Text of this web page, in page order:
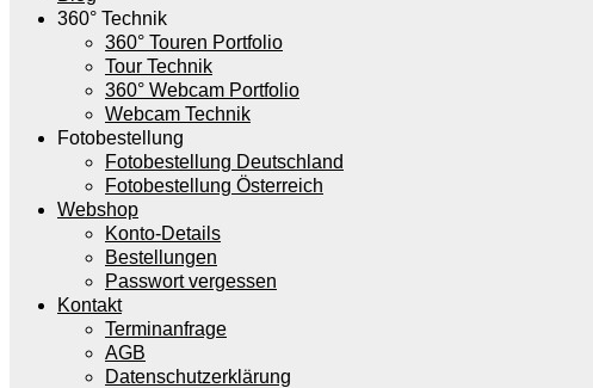
360° Technik
360° Touren Portfolio
Tour Technik
360° Webcam Portfolio
Webcam Technik
Fotobestellung
Fotobestellung Deutschland
Fotobestellung Österreich
Webshop
Konto-Details
Bestellungen
Passwort vergessen
Kontakt
Terminanfrage
AGB
Datenschutzerklärung